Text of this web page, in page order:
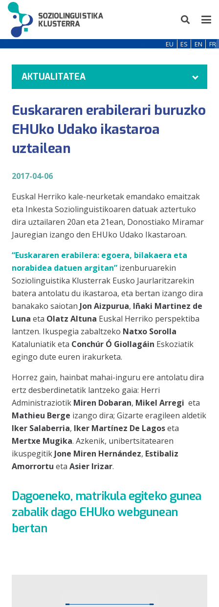
EU ES EN FR
AKTUALITATEA
Euskararen erabilerari buruzko
EHUko Udako ikastaroa
uztailean
2017-04-06
Euskal Herriko kale-neurketak emandako emaitzak
eta Inkesta Soziolinguistikoaren datuak aztertuko
dira uztailaren 20an eta 21ean, Donostiako Miramar
Jauregian izango den EHUko Udako Ikastaroan.
“Euskararen erabilera: egoera, bilakaera eta
norabidea datuen argitan” izenburuarekin
Soziolinguistika Klusterrak Eusko Jaurlaritzarekin
batera antolatu du ikastaroa, eta bertan izango dira
banakako saiotan Jon Aizpurua, Iñaki Martinez de
Luna eta Olatz Altuna Euskal Herriko perspektiba
lantzen. Ikuspegia zabaltzeko Natxo Sorolla
Kataluniatik eta Conchúr Ó Giollagáin Eskoziatik
egingo dute euren irakurketa.
Horrez gain, hainbat mahai-inguru ere antolatu dira
ertz desberdinetatik lantzeko gaia: Herri
Administraziotik Miren Dobaran, Mikel Arregi eta
Mathieu Berge izango dira; Gizarte eragileen aldetik
Iker Salaberria, Iker Martínez De Lagoseta
Mertxe Mugika. Azkenik, unibertsitatearen
ikuspegitik Jone Miren Hernández, Estibaliz
Amorrortu eta Asier Irizar.
Dagoeneko, matrikula egiteko gunea
zabalik dago EHUko webgunean
bertan